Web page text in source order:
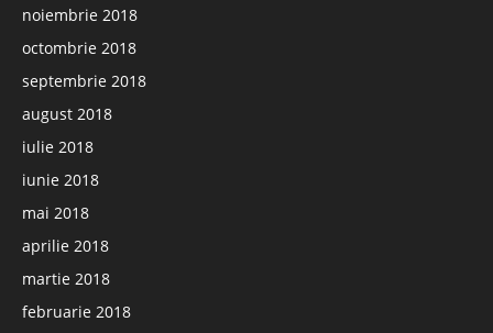
noiembrie 2018
octombrie 2018
septembrie 2018
august 2018
iulie 2018
iunie 2018
mai 2018
aprilie 2018
martie 2018
februarie 2018